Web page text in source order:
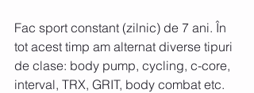
Fac sport constant (zilnic) de 7 ani. În
tot acest timp am alternat diverse tipuri
de clase: body pump, cycling, c-core,
interval, TRX, GRIT, body combat etc.